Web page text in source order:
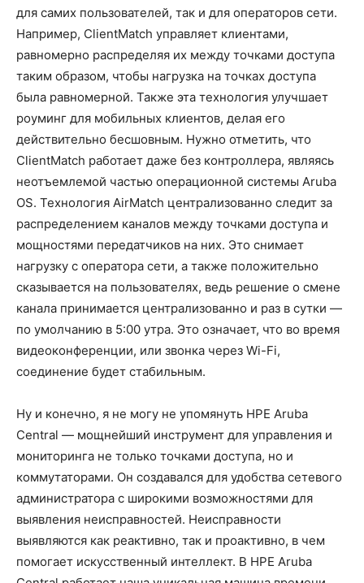
для самих пользователей, так и для операторов сети.
Например, ClientMatch управляет клиентами,
равномерно распределяя их между точками доступа
таким образом, чтобы нагрузка на точках доступа
была равномерной. Также эта технология улучшает
роуминг для мобильных клиентов, делая его
действительно бесшовным. Нужно отметить, что
ClientMatch работает даже без контроллера, являясь
неотъемлемой частью операционной системы Aruba
OS. Технология AirMatch централизованно следит за
распределением каналов между точками доступа и
мощностями передатчиков на них. Это снимает
нагрузку с оператора сети, а также положительно
сказывается на пользователях, ведь решение о смене
канала принимается централизованно и раз в сутки —
по умолчанию в 5:00 утра. Это означает, что во время
видеоконференции, или звонка через Wi-Fi,
соединение будет стабильным.
Ну и конечно, я не могу не упомянуть HPE Aruba
Central — мощнейший инструмент для управления и
мониторинга не только точками доступа, но и
коммутаторами. Он создавался для удобства сетевого
администратора с широкими возможностями для
выявления неисправностей. Неисправности
выявляются как реактивно, так и проактивно, в чем
помогает искусственный интеллект. В HPE Aruba